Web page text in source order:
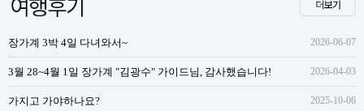
장가계 3박 4일 다녀와서~ 2026-06-07
3월 28~4월 1일 장가계 "김광수" 가이드님, 감사했습니다! 2026-04-03
가지고 가야하나요? 2025-10-06